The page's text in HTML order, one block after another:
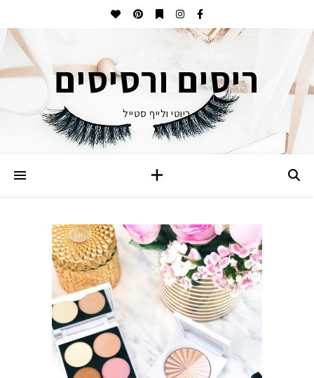
ריסים ורסיסים
ביוטי ולייף סטייל